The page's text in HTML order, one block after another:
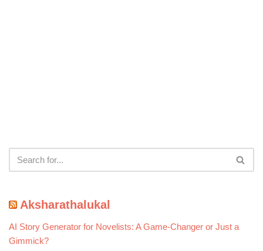
Aksharathalukal
AI Story Generator for Novelists: A Game-Changer or Just a
Gimmick?